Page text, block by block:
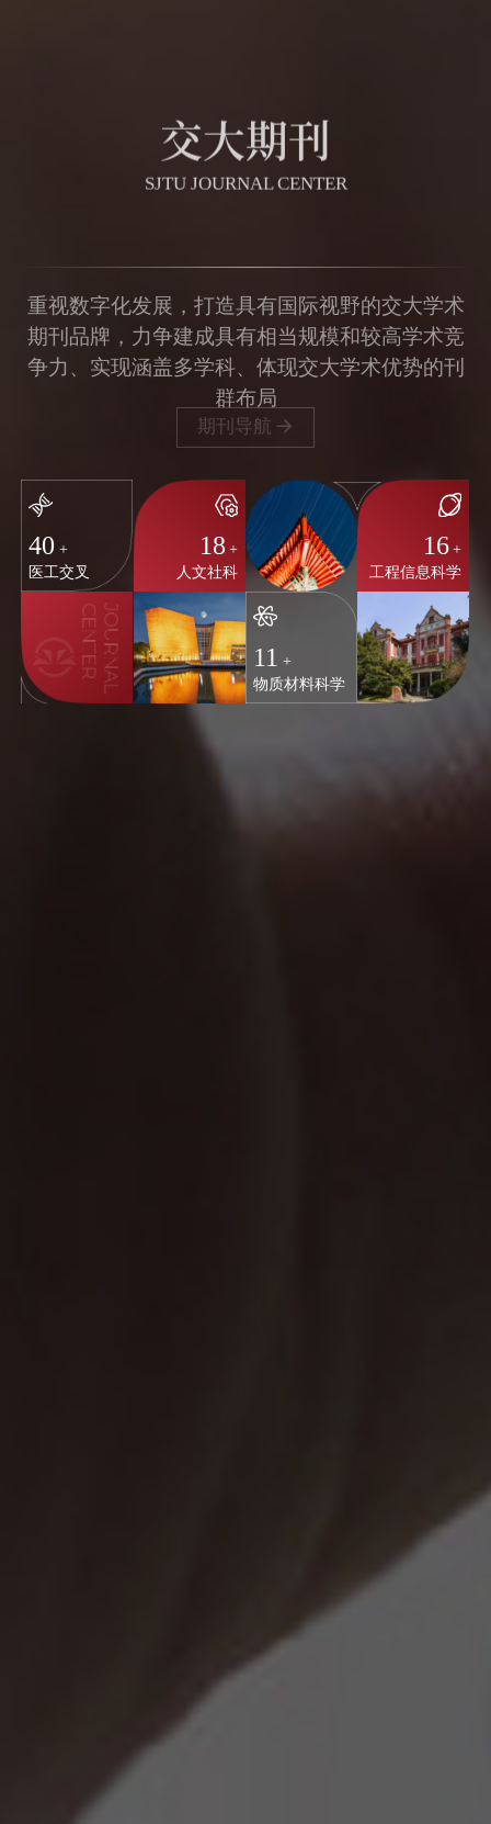
交大期刊
SJTU JOURNAL CENTER
期刊品牌，力争建成具有相当规模和较高学术竞
争力、实现涵盖多学科、体现交大学术优势的刊
群布局
期刊导航
40 +
医工交叉
18 +
人文社科
16 +
工程信息科学
11 +
物质材料科学